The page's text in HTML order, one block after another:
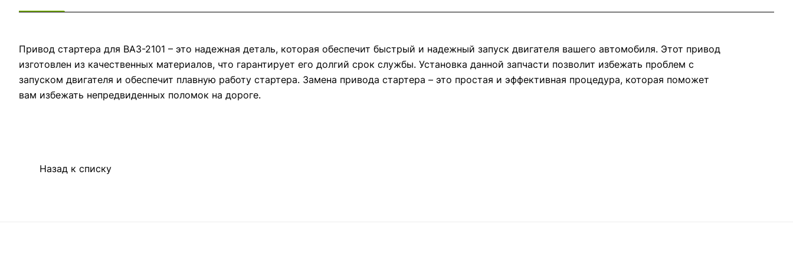
Привод стартера для ВАЗ-2101 – это надежная деталь, которая обеспечит быстрый и надежный запуск двигателя вашего автомобиля. Этот привод
изготовлен из качественных материалов, что гарантирует его долгий срок службы. Установка данной запчасти позволит избежать проблем с
запуском двигателя и обеспечит плавную работу стартера. Замена привода стартера – это простая и эффективная процедура, которая поможет
вам избежать непредвиденных поломок на дороге.
Назад к списку